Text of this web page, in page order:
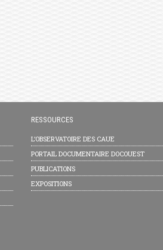
RESSOURCES
L’OBSERVATOIRE DES CAUE
PORTAIL DOCUMENTAIRE DOCOUEST
PUBLICATIONS
EXPOSITIONS